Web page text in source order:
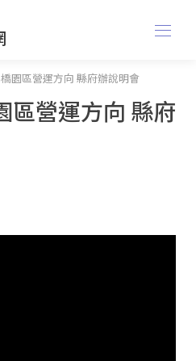
園區營運方向 縣府辦說明會
區營運方向 縣府